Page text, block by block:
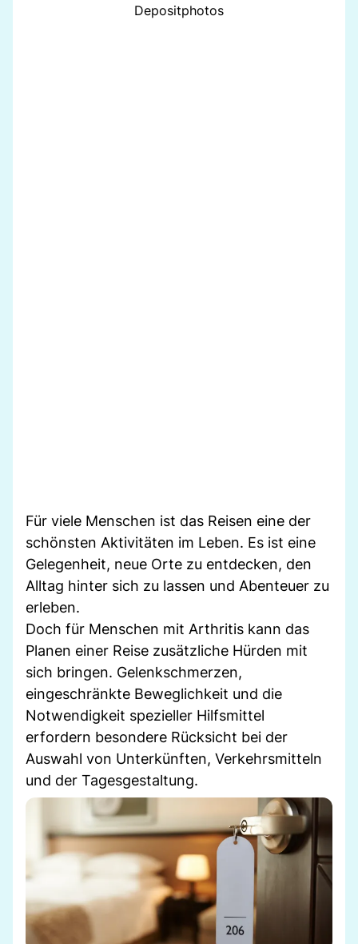
Depositphotos
Für viele Menschen ist das Reisen eine der
schönsten Aktivitäten im Leben. Es ist eine
Gelegenheit, neue Orte zu entdecken, den
Alltag hinter sich zu lassen und Abenteuer zu
erleben.
Doch für Menschen mit Arthritis kann das
Planen einer Reise zusätzliche Hürden mit
sich bringen. Gelenkschmerzen,
eingeschränkte Beweglichkeit und die
Notwendigkeit spezieller Hilfsmittel
erfordern besondere Rücksicht bei der
Auswahl von Unterkünften, Verkehrsmitteln
und der Tagesgestaltung.